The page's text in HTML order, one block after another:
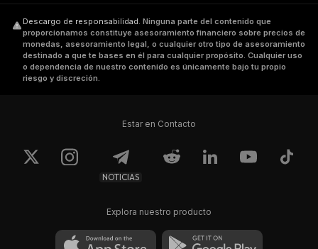
Descargo de responsabilidad. Ninguna parte del contenido que
proporcionamos constituye asesoramiento financiero sobre precios de
monedas, asesoramiento legal, o cualquier otro tipo de asesoramiento
destinado a que te bases en él para cualquier propósito. Cualquier uso
o dependencia de nuestro contenido es únicamente bajo tu propio
riesgo y discreción.
Estar en Contacto
NOTICIAS
Explora nuestro producto